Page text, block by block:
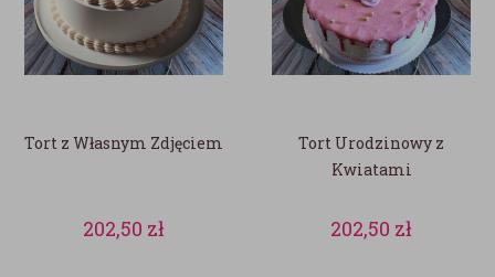
Tort z Własnym Zdjęciem
202,50 zł
Tort Urodzinowy z
Kwiatami
202,50 zł